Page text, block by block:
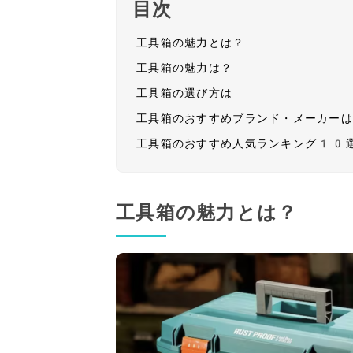
目次
工具箱の魅力とは？
工具箱の魅力は？
工具箱の選び方は
工具箱のおすすめブランド・メーカー
工具箱のおすすめ人気ランキング10
工具箱の魅力とは？